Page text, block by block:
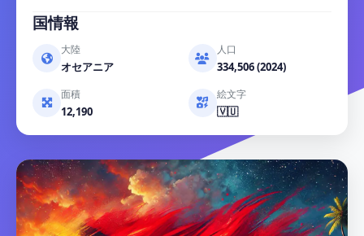
国情報
大陸
オセアニア
人口
334,506 (2024)
面積
12,190
絵文字
🇻🇺